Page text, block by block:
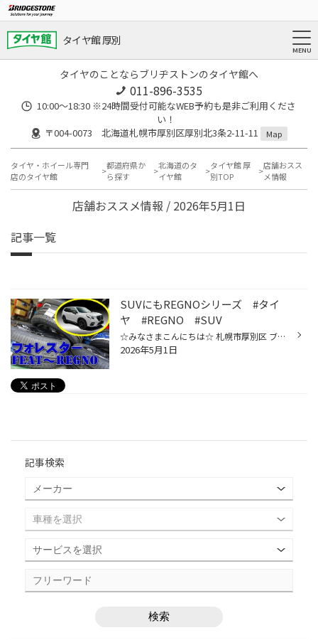
タイヤ館 厚別
タイヤのことならブリヂストンのタイヤ館へ
011-896-3535
10:00～18:30 ※24時間受付可能なWEB予約も是非ご利用くださ
い！
〒004-0073 北海道札幌市厚別区厚別北3条2-11-11
Map
タイヤ・ホイール専門
店のタイヤ館
都道府県か
ら探す
北海道のタ
イヤ館
タイヤ館 厚
別TOP
店舗おスス
メ情報
店舗おススメ情報 / 2026年5月1日
記事一覧
SUVにもREGNOシリーズ #タイ
ヤ #REGNO #SUV
☆みなさまこんにちは☆ 札幌市厚別区 ブリヂストンタイヤ/アライメント専門店 タイヤ館厚別店です！！ いつも当店をご利用いただき誠にありがとうございます！！ さて、今回作業は SUBARU フォレスター REGNO GRXⅢ TYPE RV フォレスターと言えばSUVのイメージ ユーザー様と一緒に考えた結果 我らがブ...
2026年5月1日
記事検索